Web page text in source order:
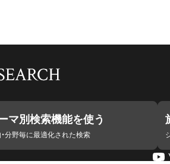
マ別検索機能を使う
分野毎に最適化された検索